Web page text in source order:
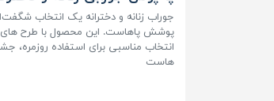
جوراب زنانه و دخترانه یک انتخاب
پوشش پاهاست. این محصول با طرح های
انتخاب مناسبی برای استفاده روزمره،
هاست